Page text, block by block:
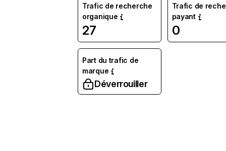
Trafic de recherche
organique
27
Trafic de
payant
0
Part du trafic de
marque
Déverrouiller